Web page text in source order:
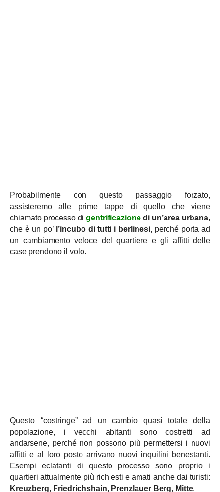
Probabilmente con questo passaggio forzato,
assisteremo alle prime tappe di quello che viene
chiamato processo di gentrificazione di un’area urbana,
che è un po’ l’incubo di tutti i berlinesi, perché porta ad
un cambiamento veloce del quartiere e gli affitti delle
case prendono il volo.
Questo “costringe” ad un cambio quasi totale della
popolazione, i vecchi abitanti sono costretti ad
andarsene, perché non possono più permettersi i nuovi
affitti e al loro posto arrivano nuovi inquilini benestanti.
Esempi eclatanti di questo processo sono proprio i
quartieri attualmente più richiesti e amati anche dai turisti:
Kreuzberg, Friedrichshain, Prenzlauer Berg, Mitte.